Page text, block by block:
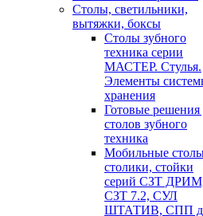
Cтолы, светильники,
вытяжки, боксы
Столы зубного
техника серии
МАСТЕР. Стулья.
Элементы
хранения
Готовые решения
столов зубного
техника
Мобильные
столики, стойки
серий СЗТ
СЗТ 7.2, СУЛ
ШТАТИВ, СПП